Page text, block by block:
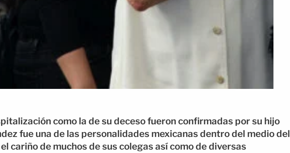
como la de su deceso fueron confirmadas por su hijo
fue una de las personalidades mexicanas dentro del medio del
cariño de muchos de sus colegas así como de diversas